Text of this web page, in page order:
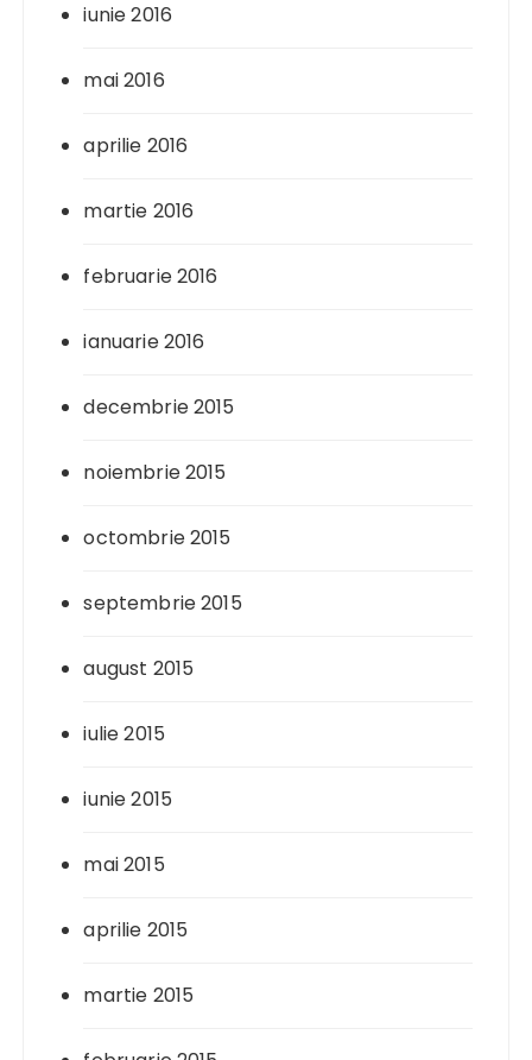
iunie 2016
mai 2016
aprilie 2016
martie 2016
februarie 2016
ianuarie 2016
decembrie 2015
noiembrie 2015
octombrie 2015
septembrie 2015
august 2015
iulie 2015
iunie 2015
mai 2015
aprilie 2015
martie 2015